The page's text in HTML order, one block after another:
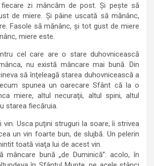
fiecare zi mâncăm de post. Şi peşte să
de miere. Şi pâine uscată să mănânc,
Fasole să mănânc, şi tot gust de miere
miere este.
cel care are o stare duhovnicească
nu există mâncare mai bună. Din
să înţeleagă starea duhovnicească a
spunea un oarecare Sfânt că la o
miere, altul necuraţii, altul spini, altul
starea fiecăruia.
vin. Usca puţini struguri la soare, îi strivea
un vin foarte bun, de slujbă. Un pelerin
toată viaţa lui de acest vin.
bună „de Duminică”: acolo, în